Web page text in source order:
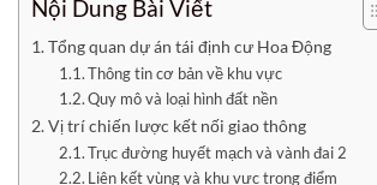
Nội Dung Bài Viết
Tổng quan dự án tái định cư Hoa Động
Thông tin cơ bản về khu vực
Quy mô và loại hình đất nền
Vị trí chiến lược kết nối giao thông
Trục đường huyết mạch và vành đai 2
Liên kết vùng và khu vực trọng điểm